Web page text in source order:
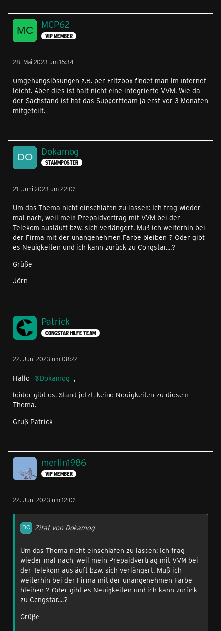
MCP62
VIP MEMBER
28. Mai 2023 um 16:34
Umgehungslösungen z.B. per Fritzbox findet man im Internet
leicht. Aber dies ist halt nicht eine integrierte VVM. Wie da
der Sachstand ist hat das Supportteam ja erst vor 3 Monaten
mitgeteilt.
Dokamog
STAMMPOSTER
21. Juni 2023 um 22:02
Um das Thema nicht einschlafen zu lassen: Ich frag wieder
mal nach, weil mein Prepaidvertrag mit VVM bei der
Telekom ausläuft bzw. sich verlängert. Muß ich weiterhin bei
der Firma mit der unangenehmen Farbe bleiben ? Oder gibt
es Neuigkeiten und ich kann zurück zu Congstar....?
Grüße
Jörn
Patrick
CONGSTAR HILFE TEAM
22. Juni 2023 um 08:22
Hallo Dokamog ,
leider gibt es, Stand jetzt, keine Neuigkeiten zu diesem
Thema.
Gruß Patrick
merlin1986
VIP MEMBER
22. Juni 2023 um 12:02
Zitat von Dokamog
Um das Thema nicht einschlafen zu lassen: Ich frag
wieder mal nach, weil mein Prepaidvertrag mit VVM bei
der Telekom ausläuft bzw. sich verlängert. Muß ich
weiterhin bei der Firma mit der unangenehmen Farbe
bleiben ? Oder gibt es Neuigkeiten und ich kann zurück
zu Congstar....?
Grüße